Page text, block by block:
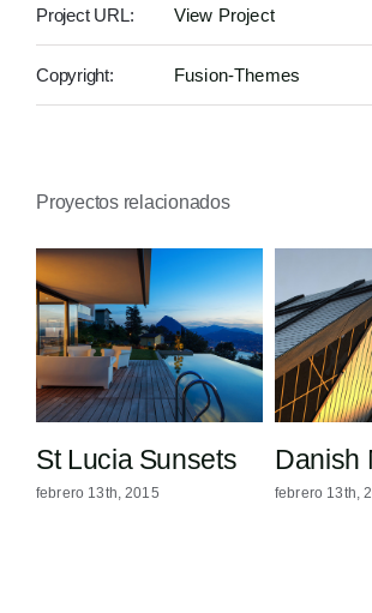
Project URL: View Project
Copyright: Fusion-Themes
Proyectos relacionados
St Lucia Sunsets
febrero 13th, 2015
Danish
febrero 13th,